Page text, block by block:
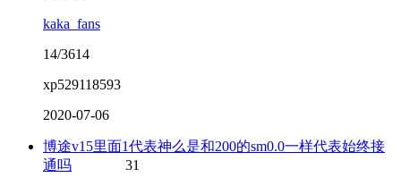
kaka_fans
14/3614
xp529118593
2020-07-06
博途v15里面1代表神么是和200的sm0.0一样代表始终接
通吗
31